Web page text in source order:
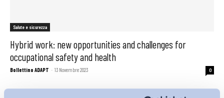
Salute e sicurezza
Hybrid work: new opportunities and challenges for
occupational safety and health
Bollettino ADAPT - 13 Novembre 2023 0